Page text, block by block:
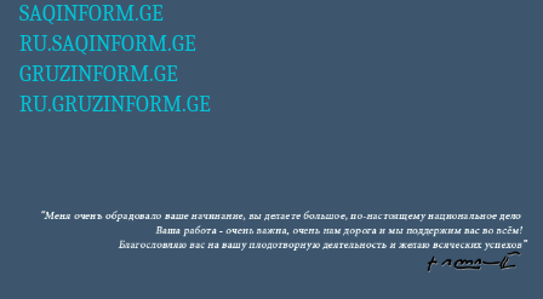
SAQINFORM.GE
RU.SAQINFORM.GE
GRUZINFORM.GE
RU.GRUZINFORM.GE